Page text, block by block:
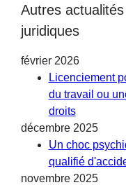
Autres
juridiques
février 2026
Licenciement
du travail ou
droits
décembre 2025
Un choc
qualifié
novembre 2025